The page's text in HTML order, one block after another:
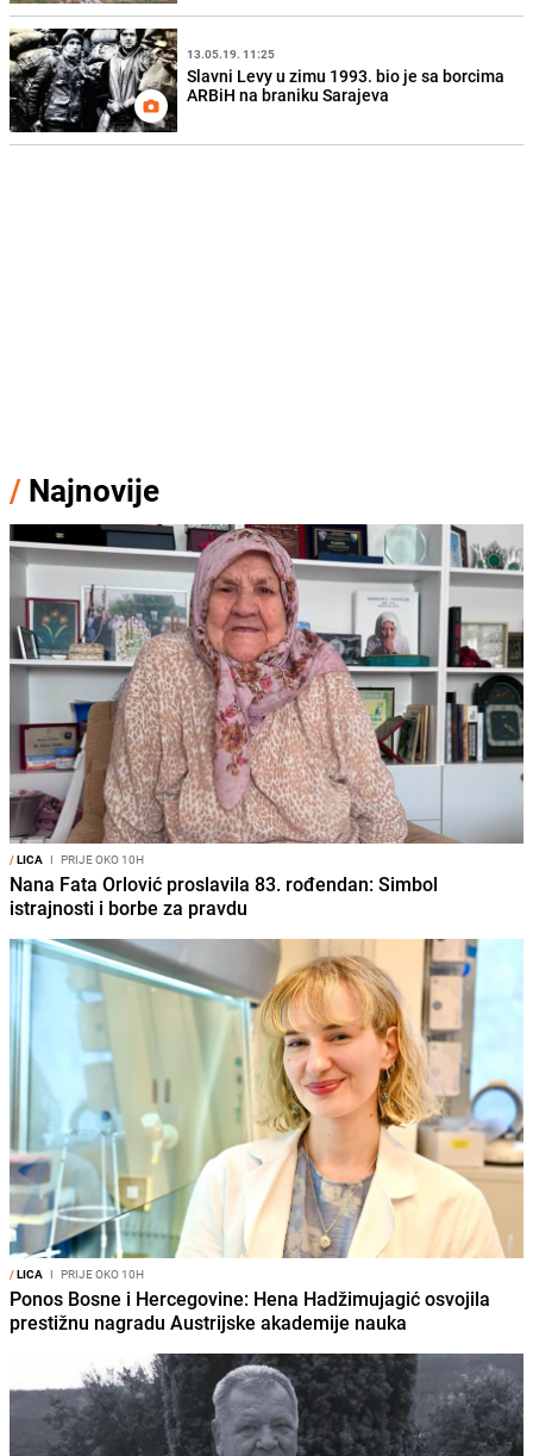
13.05.19. 11:25
Slavni Levy u zimu 1993. bio je sa borcima
ARBiH na braniku Sarajeva
/ Najnovije
/LICA I PRIJE OKO 10H
Nana Fata Orlović proslavila 83. rođendan: Simbol
istrajnosti i borbe za pravdu
/LICA I PRIJE OKO 10H
Ponos Bosne i Hercegovine: Hena Hadžimujagić osvojila
prestižnu nagradu Austrijske akademije nauka